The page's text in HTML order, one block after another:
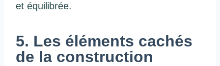
et équilibrée.
5. Les éléments cachés
de la construction